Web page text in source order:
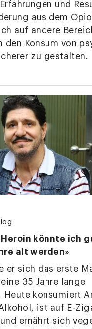
und
aus dem
auf andere
den Konsum von
zu gestalten.
könnte ich
alt werden»
er sich das erste
35 Jahre lange
Heute konsumiert
ist auf E-
ernährt sich